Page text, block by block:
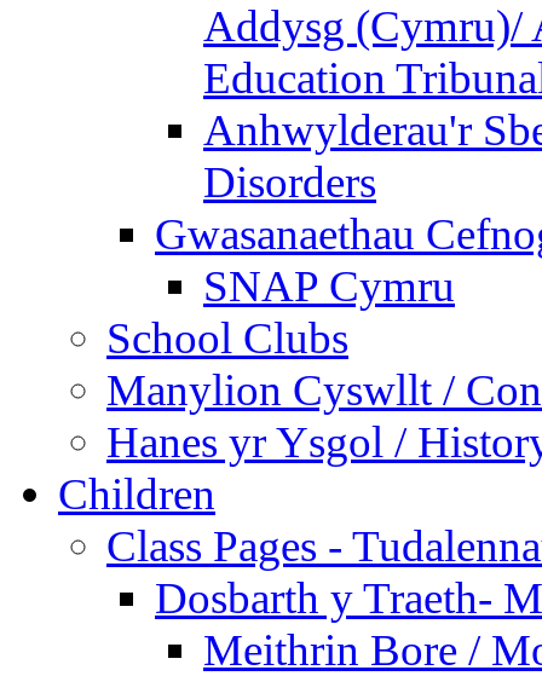
Addysg (Cymru)/
Education
Anhwylderau'r
Disorders
Gwasanaethau
SNAP Cymru
School Clubs
Manylion Cyswllt /
Hanes yr Ysgol /
Children
Class Pages -
Dosbarth y Traeth-
Meithrin Bore /